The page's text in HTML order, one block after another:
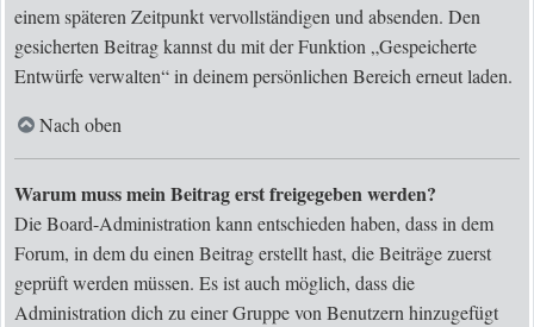
einem späteren Zeitpunkt vervollständigen und absenden. Den
gesicherten Beitrag kannst du mit der Funktion „Gespeicherte
Entwürfe verwalten“ in deinem persönlichen Bereich erneut laden.
Nach oben
Warum muss mein Beitrag erst freigegeben werden?
Die Board-Administration kann entschieden haben, dass in dem
Forum, in dem du einen Beitrag erstellt hast, die Beiträge zuerst
geprüft werden müssen. Es ist auch möglich, dass die
Administration dich zu einer Gruppe von Benutzern hinzugefügt